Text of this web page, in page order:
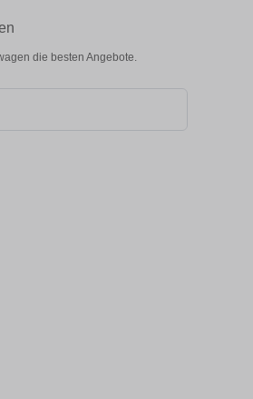
die besten Angebote.